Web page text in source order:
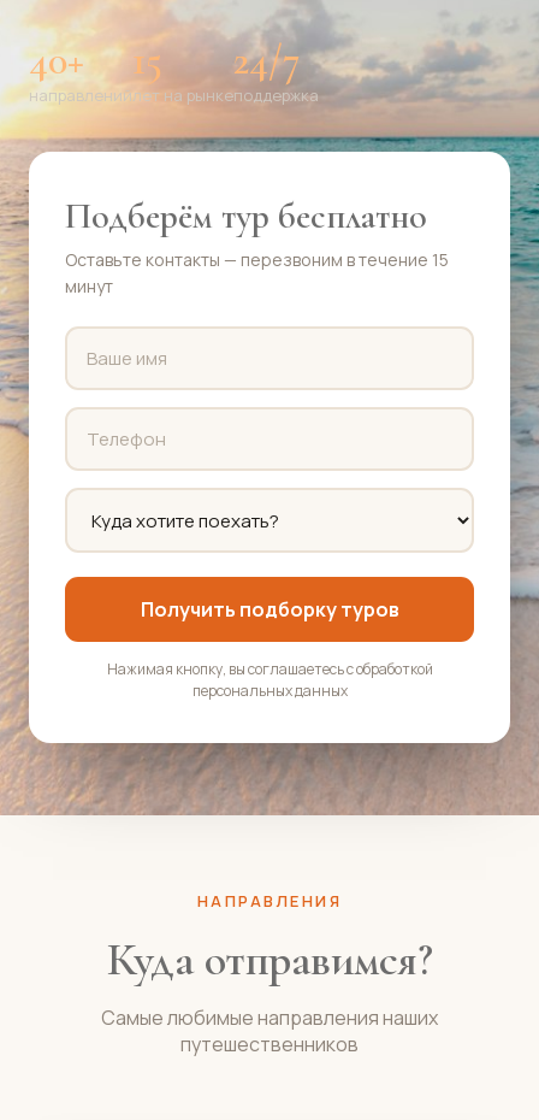
40+
направлений
15
лет на рынке
24/7
поддержка
Подберём тур бесплатно
Оставьте контакты — перезвоним в течение 15
минут
Получить подборку туров
Нажимая кнопку, вы соглашаетесь с обработкой
персональных данных
НАПРАВЛЕНИЯ
Куда отправимся?
Самые любимые направления наших
путешественников